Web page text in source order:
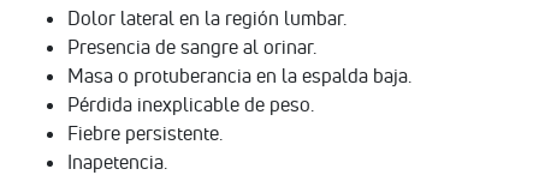
Dolor lateral en la región lumbar.
Presencia de sangre al orinar.
Masa o protuberancia en la espalda baja.
Pérdida inexplicable de peso.
Fiebre persistente.
Inapetencia.